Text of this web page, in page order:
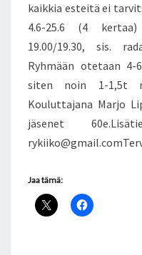
kaikkia esteitä ei
4.6-25.6 (4
19.00/19.30, sis.
Ryhmään otetaan
siten noin 1-1,5t
Kouluttajana Marjo
jäsenet
Jaa tämä: